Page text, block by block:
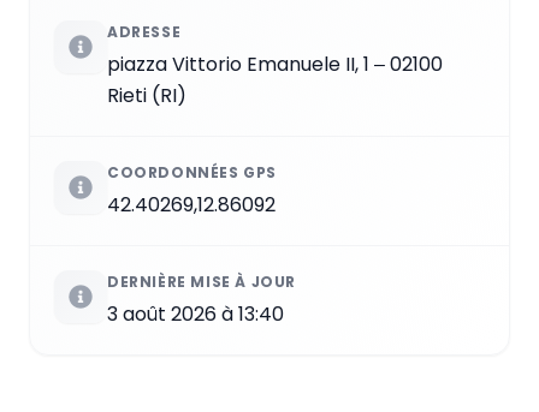
ADRESSE
piazza Vittorio Emanuele II, 1 ‒ 02100
Rieti (RI)
COORDONNÉES GPS
42.40269,12.86092
DERNIÈRE MISE À JOUR
3 août 2026 à 13:40